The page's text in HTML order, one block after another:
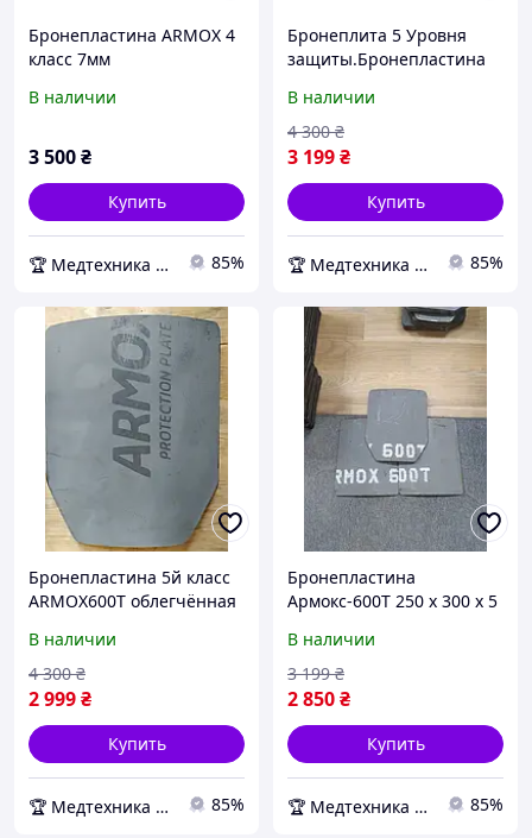
Бронепластина ARMOX 4
класс 7мм
В наличии
3 500₴
Купить
🏆 Медтехника — 20 лет надежности 85%
Бронеплита 5 Уровня
защиты.Бронепластина
СЕРТИФИКАТ
В наличии
3 199₴
4 300 ₴
Купить
🏆 Медтехника — 20 лет надежности 85%
Бронепластина 5й класс
ARMOX600Т облегчённая
В наличии
2 999₴
4 300 ₴
Купить
🏆 Медтехника — 20 лет надежности 85%
Бронепластина
Армокс-600Т 250 x 300 x 5
В наличии
2 850₴
3 199 ₴
Купить
🏆 Медтехника — 20 лет надежности 85%